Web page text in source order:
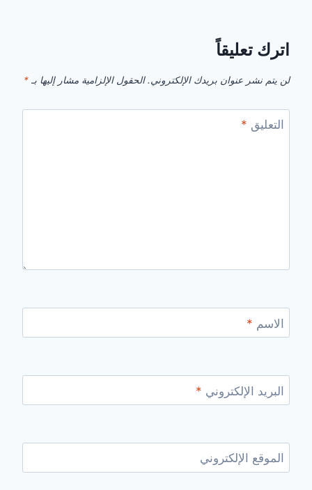
اترك تعليقاً
لن يتم نشر عنوان بريدك الإلكتروني. الحقول الإلزامية مشار إليها بـ *
التعليق *
الاسم *
البريد الإلكتروني *
الموقع الإلكتروني